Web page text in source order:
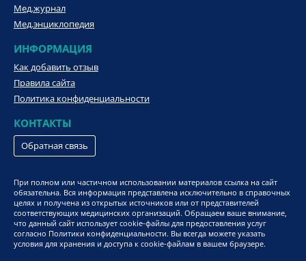
Мед.журнал
Мед.энциклопедия
ИНФОРМАЦИЯ
Как добавить отзыв
Правила сайта
Политика конфиденциальности
КОНТАКТЫ
Обратная связь
При полном или частичном использовании материалов ссылка на сайт
обязательна. Вся информация представлена исключительно в справочных
целях и получена из открытых источников или от представителей
соответствующих медицинских организаций. Обращаем ваше внимание,
что данный сайт использует cookie-файлы для предоставления услуг
согласно Политики конфиденциальности. Вы всегда можете указать
условия для хранения и доступа к cookie-файлам в вашем браузере.